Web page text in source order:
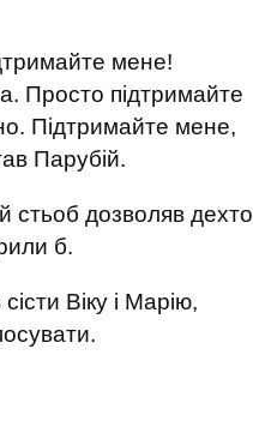
мене!
Просто підтримайте
Підтримайте мене,
Парубій.
стьоб дозволяв дехто
б.
Віку і Марію,